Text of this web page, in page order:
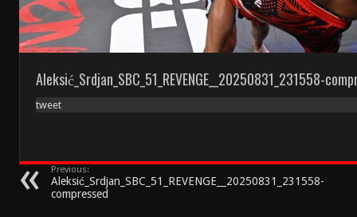
Aleksić_Srdjan_SBC_51_REVENGE__20250831_231558-
tweet
Previous:
Aleksić_Srdjan_SBC_51_REVENGE__20250831_231558-
compressed